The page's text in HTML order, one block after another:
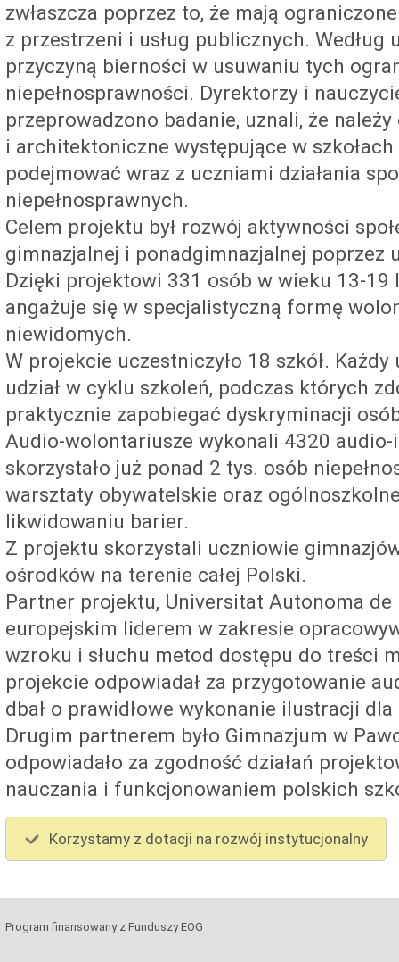
zwłaszcza poprzez to, że mają
z przestrzeni i usług publicznych. Według
przyczyną bierności w usuwaniu tych
niepełnosprawności. Dyrektorzy i
przeprowadzono badanie, uznali, że
i architektoniczne występujące w
podejmować wraz z uczniami działania
niepełnosprawnych.
Celem projektu był rozwój aktywności
gimnazjalnej i ponadgimnazjalnej poprzez
Dzięki projektowi 331 osób w wieku 13-19
angażuje się w specjalistyczną formę
niewidomych.
W projekcie uczestniczyło 18 szkół.
udział w cyklu szkoleń, podczas których
praktycznie zapobiegać dyskryminacji
Audio-wolontariusze wykonali 4320
skorzystało już ponad 2 tys. osób
warsztaty obywatelskie oraz
likwidowaniu barier.
Z projektu skorzystali uczniowie
ośrodków na terenie całej Polski.
Partner projektu, Universitat Autonoma de
europejskim liderem w zakresie
wzroku i słuchu metod dostępu do treści
projekcie odpowiadał za przygotowanie
dbał o prawidłowe wykonanie ilustracji
Drugim partnerem było Gimnazjum w
odpowiadało za zgodność działań
nauczania i funkcjonowaniem polskich
Korzystamy z dotacji na rozwój instytucjonalny
Program finansowany z Funduszy EOG